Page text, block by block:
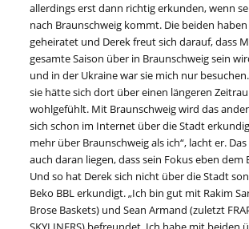
allerdings erst dann richtig erkunden, wenn
nach Braunschweig kommt. Die beiden
geheiratet und Derek freut sich darauf, dass
gesamte Saison über in Braunschweig sein
und in der Ukraine war sie mich nur
sie hätte sich dort über einen längeren
wohlgefühlt. Mit Braunschweig wird das
sich schon im Internet über die Stadt
mehr über Braunschweig als ich“, lacht er.
auch daran liegen, dass sein Fokus eben dem
Und so hat Derek sich nicht über die Stadt
Beko BBL erkundigt. „Ich bin gut mit Rakim
Brose Baskets) und Sean Armand (zuletzt